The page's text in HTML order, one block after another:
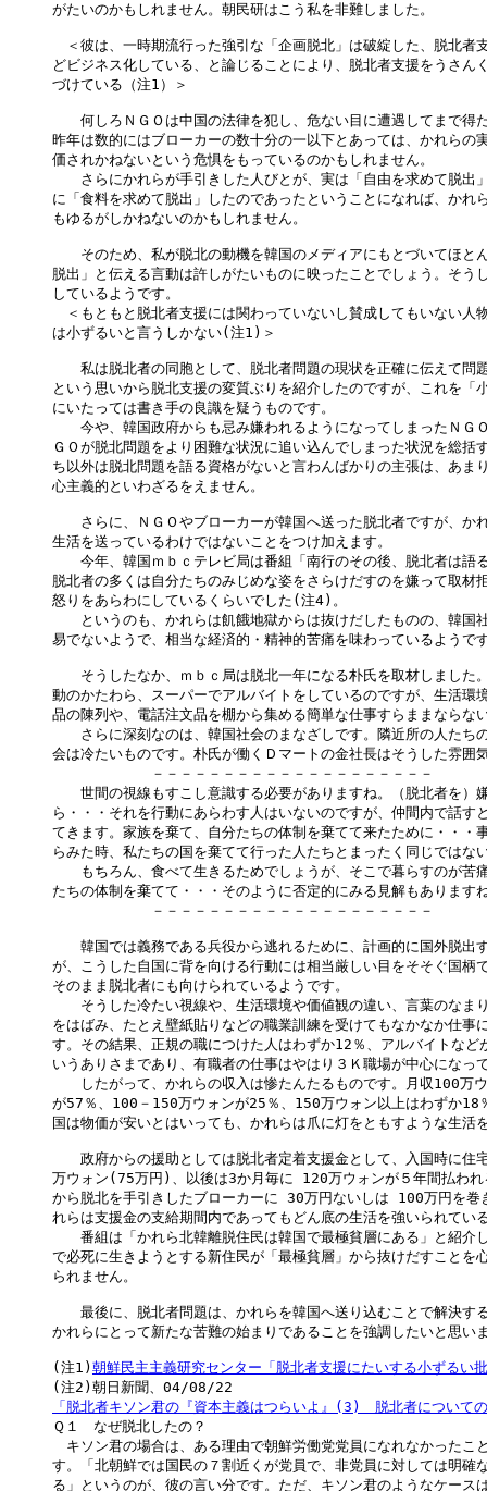
がたいのかもしれません。朝民研はこう私を非難しました。
＜彼は、一時期流行った強引な「企画脱北」は破綻した、脱北者
どビジネス化している、と論じることにより、脱北者支援をうさん
づけている（注1）＞
何しろＮＧＯは中国の法律を犯し、危ない目に遭遇してまで得
昨年は数的にはブローカーの数十分の一以下とあっては、かれらの
価されかねないという危惧をもっているのかもしれません。
さらにかれらが手引きした人びとが、実は「自由を求めて脱出
に「食料を求めて脱出」したのであったということになれば、かれ
もゆるがしかねないのかもしれません。
そのため、私が脱北の動機を韓国のメディアにもとづいてほと
脱出」と伝える言動は許しがたいものに映ったことでしょう。そう
しているようです。
＜もともと脱北者支援には関わっていないし賛成してもいない人
は小ずるいと言うしかない(注1)＞
私は脱北者の同胞として、脱北者問題の現状を正確に伝えて問
という思いから脱北支援の変質ぶりを紹介したのですが、これを「
にいたっては書き手の良識を疑うものです。
今や、韓国政府からも忌み嫌われるようになってしまったＮＧ
ＧＯが脱北問題をより困難な状況に追い込んでしまった状況を総括
ち以外は脱北問題を語る資格がないと言わんばかりの主張は、あま
心主義的といわざるをえません。
さらに、ＮＧＯやブローカーが韓国へ送った脱北者ですが、か
生活を送っているわけではないことをつけ加えます。
今年、韓国ｍｂｃテレビ局は番組「南行のその後、脱北者は語
脱北者の多くは自分たちのみじめな姿をさらけだすのを嫌って取材
怒りをあらわにしているくらいでした(注4)。
というのも、かれらは飢餓地獄からは抜けだしたものの、韓国
易でないようで、相当な経済的・精神的苦痛を味わっているようで
そうしたなか、ｍｂｃ局は脱北一年になる朴氏を取材しました
動のかたわら、スーパーでアルバイトをしているのですが、生活環
品の陳列や、電話注文品を棚から集める簡単な仕事すらままならな
さらに深刻なのは、韓国社会のまなざしです。隣近所の人たち
会は冷たいものです。朴氏が働くＤマートの金社長はそうした雰囲
－－－－－－－－－－－－－－－－－－－－
世間の視線もすこし意識する必要がありますね。（脱北者を）
ら・・・それを行動にあらわす人はいないのですが、仲間内で話す
てきます。家族を棄て、自分たちの体制を棄てて来たために・・・
らみた時、私たちの国を棄てて行った人たちとまったく同じではな
もちろん、食べて生きるためでしょうが、そこで暮らすのが苦
たちの体制を棄てて・・・そのように否定的にみる見解もあります
－－－－－－－－－－－－－－－－－－－－
韓国では義務である兵役から逃れるために、計画的に国外脱出
が、こうした自国に背を向ける行動には相当厳しい目をそそぐ国柄
そのまま脱北者にも向けられているようです。
そうした冷たい視線や、生活環境や価値観の違い、言葉のなま
をはばみ、たとえ壁紙貼りなどの職業訓練を受けてもなかなか仕事
す。その結果、正規の職につけた人はわずか12％、アルバイトな
いうありさまであり、有職者の仕事はやはり３Ｋ職場が中心になっ
したがって、かれらの収入は惨たんたるものです。月収100万
が57％、100－150万ウォンが25％、150万ウォン以上はわずか18
国は物価が安いとはいっても、かれらは爪に灯をともすような生活
政府からの援助としては脱北者定着支援金として、入国時に住
万ウォン(75万円)、以後は3か月毎に 120万ウォンが５年間払われ
から脱北を手引きしたブローカーに 30万円ないしは 100万円を巻
れらは支援金の支給期間内であってもどん底の生活を強いられてい
番組は「かれら北韓離脱住民は韓国で最極貧層にある」と紹介
で必死に生きようとする新住民が「最極貧層」から抜けだすことを
られません。
最後に、脱北者問題は、かれらを韓国へ送り込むことで解決す
かれらにとって新たな苦難の始まりであることを強調したいと思い
(注1) 朝鮮民主主義研究センター「脱北者支援にたいする小ずるい
「脱北者キソン君の『資本主義はつらいよ』(3)　脱北者について
Ｑ１　なぜ脱北したの？
キソン君の場合は、ある理由で朝鮮労働党党員になれなかったこ
す。「北朝鮮では国民の７割近くが党員で、非党員に対しては明確
る」というのが、彼の言い分です。ただ、キソン君のようなケース